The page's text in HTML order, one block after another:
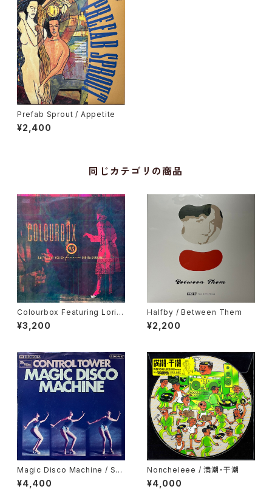
Prefab Sprout / Appetite
¥2,400
同じカテゴリの商品
Colourbox Featuring Lorita
Grahame / Baby I Love You
So
¥3,200
Halfby / Between Them
¥2,200
Magic Disco Machine / Scr
atchin'
¥4,400
Noncheleee / 満潮・干潮
¥4,000